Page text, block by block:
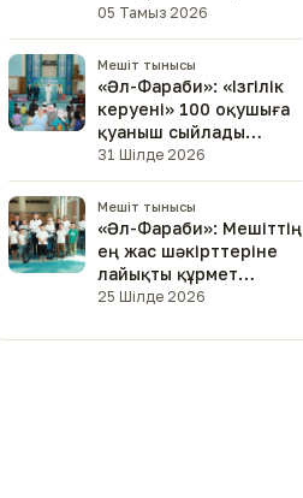
төрағасымен кездесті
05 Тамыз 2026
Мешіт тынысы
«Әл-Фараби»: «Ізгілік
керуені» 100 оқушыға
қуаныш сыйлады
(фото)
31 Шілде 2026
Мешіт тынысы
«Әл-Фараби»: Мешіттің
ең жас шәкірттеріне
лайықты құрмет
көрсетілді (фото)
25 Шілде 2026